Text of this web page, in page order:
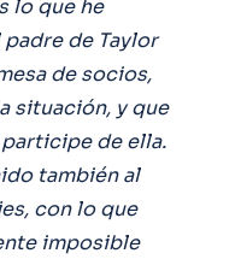
lo que he
de Taylor
de socios,
situación, y que
de ella.
también al
con lo que
imposible